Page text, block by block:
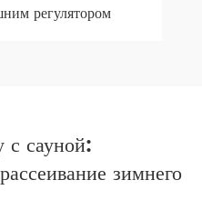
регулятором
сауной:
зимнего